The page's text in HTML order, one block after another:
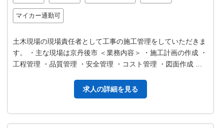
マイカー通勤可
土木現場の現場責任者として工事の施工管理をしていただきま
す。 ・主な現場は京丹後市 ＜業務内容＞ ・施工計画の作成 ・
工程管理 ・品質管理 ・安全管理 ・コスト管理 ・図面作成 ・
求人の詳細を見る